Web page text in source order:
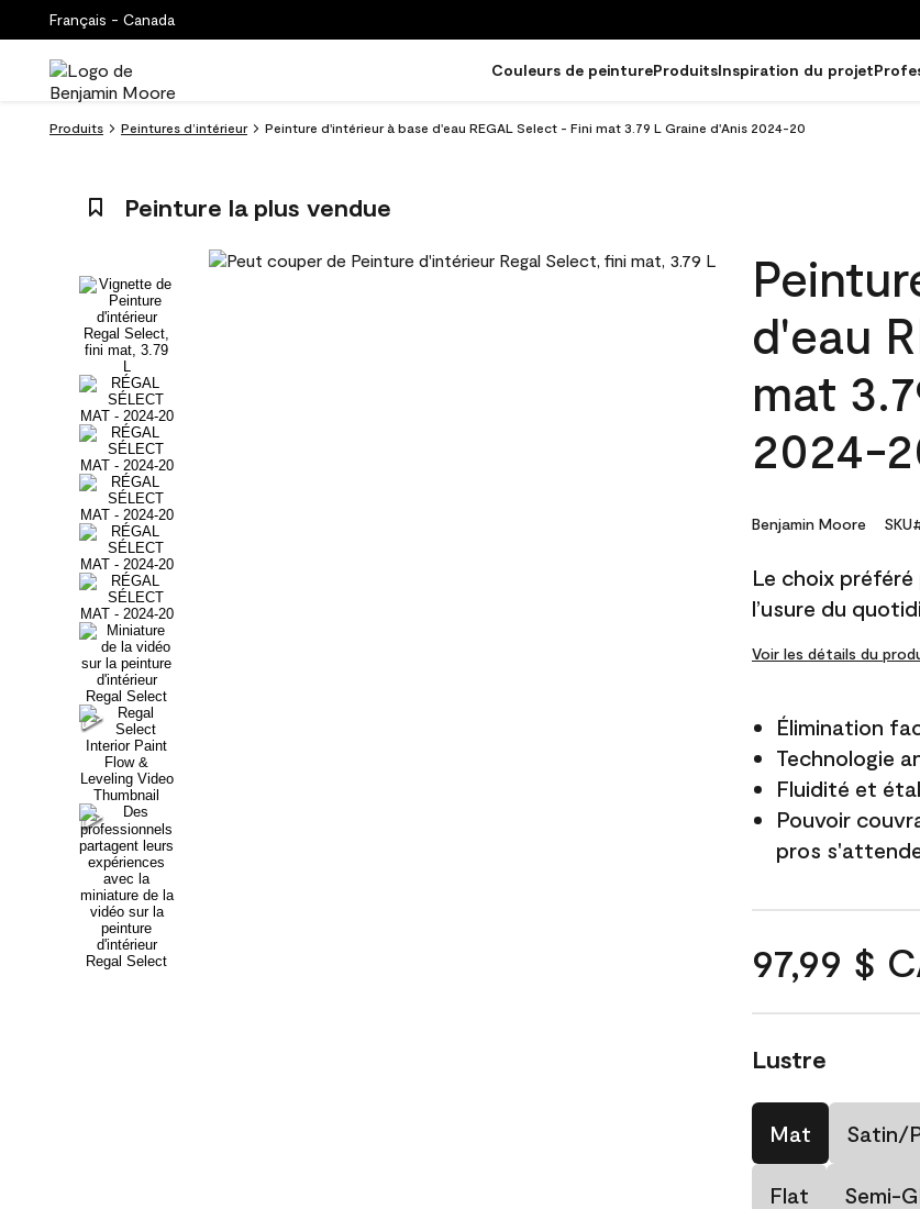
Français - Canada
Couleurs de peintureProduitsInspiration du projet
Produits Peintures d’intérieur Peinture d'intérieur à base d'eau REGAL Select - Fini mat 3.79 L Graine d'Anis 2024-20
Peinture la plus vendue
d'eau
mat
2024-
Benjamin Moore
Le choix
l’usure du
Voir les détails du
Élimination
Technologie
Fluidité et
Pouvoir
pros
97,99 $
Lustre
Mat Satin/
Flat Semi-